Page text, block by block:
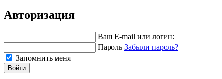
Авторизация
Ваш E-mail или логин:
Пароль Забыли пароль?
Запомнить меня
Войти